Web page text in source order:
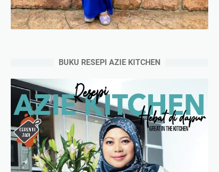
BUKU RESEPI AZIE KITCHEN